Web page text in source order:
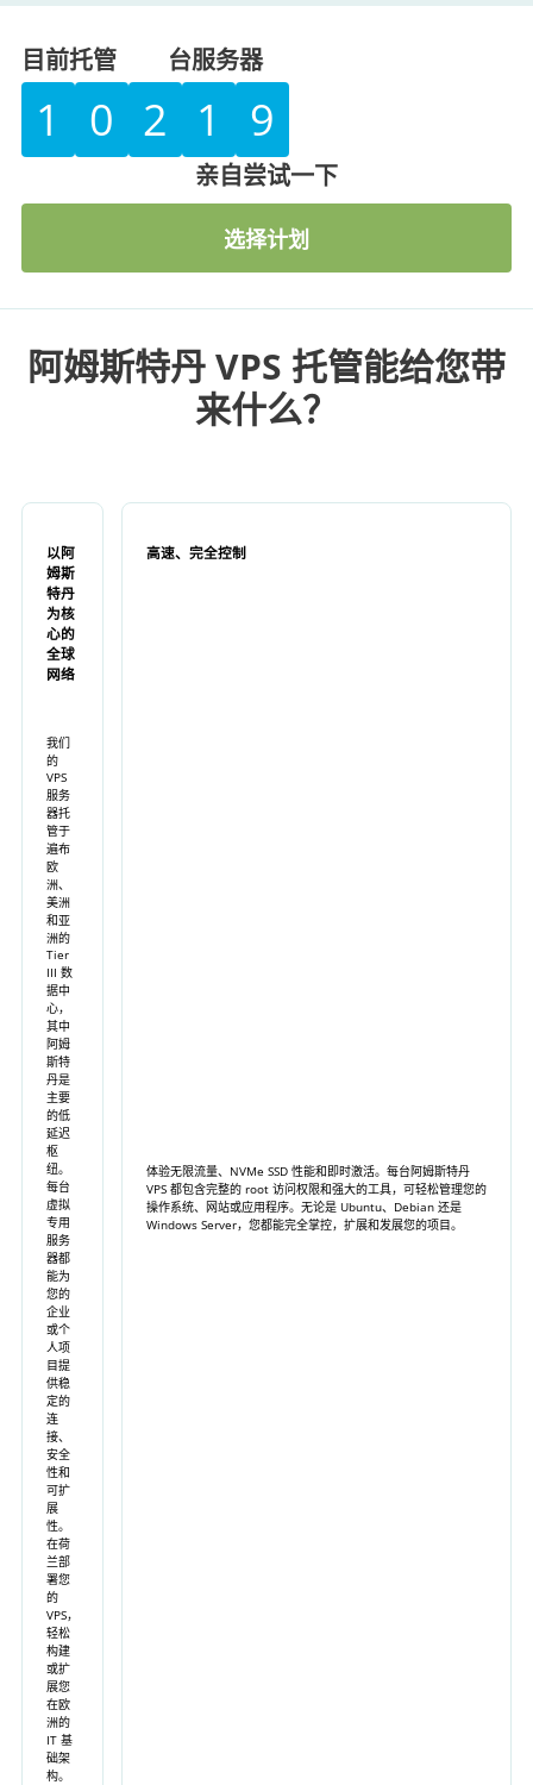
目前托管
1 0 2 1 9
台服务器
亲自尝试一下
选择计划
阿姆斯特丹 VPS 托管能给您带
来什么？
以阿
姆斯
特丹
为核
心的
全球
网络
我们
的
VPS
服务
器托
管于
遍布
欧
洲、
美洲
和亚
洲的
Tier
III 数
据中
心，
其中
阿姆
斯特
丹是
主要
的低
延迟
枢
纽。
每台
虚拟
专用
服务
器都
能为
您的
企业
或个
人项
目提
供稳
定的
连
接、
安全
性和
可扩
展
性。
在荷
兰部
署您
的
VPS，
轻松
构建
或扩
展您
在欧
洲的
IT 基
础架
构。
高速、完全控制
体验无限流量、NVMe SSD 性能和即时激活。每台阿姆斯特丹
VPS 都包含完整的 root 访问权限和强大的工具，可轻松管理您的
操作系统、网站或应用程序。无论是 Ubuntu、Debian 还是
Windows Server，您都能完全掌控，扩展和发展您的项目。